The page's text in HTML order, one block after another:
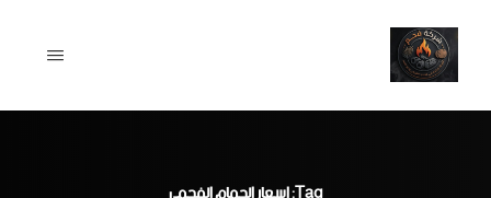
content